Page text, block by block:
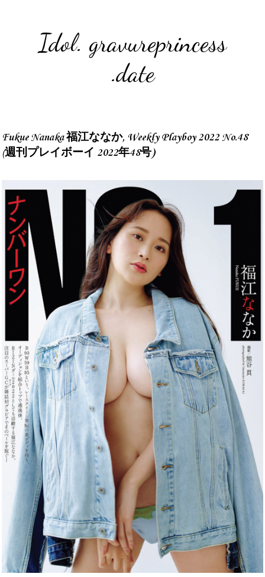
Idol. gravureprincess
.date
Fukue Nanaka 福江ななか, Weekly Playboy 2022 No.48
(週刊プレイボーイ 2022年48号)